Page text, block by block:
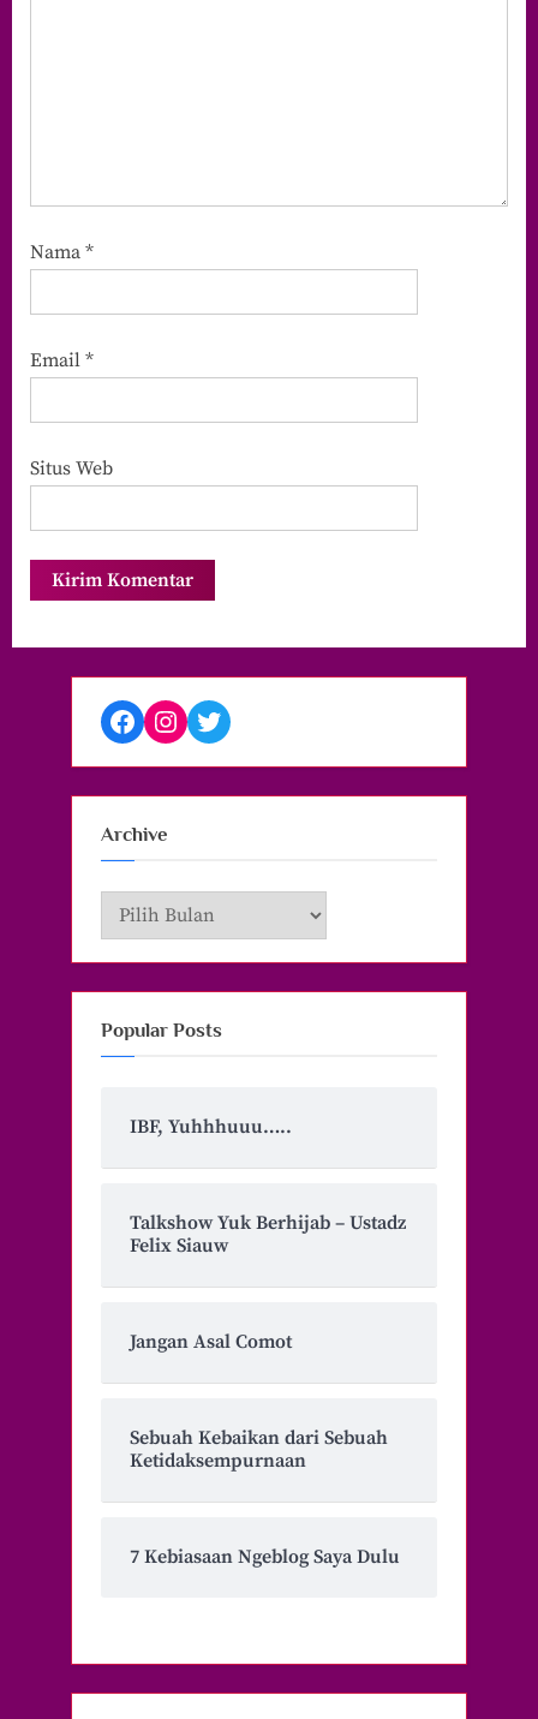
Nama *
Email *
Situs Web
Facebook
Instagram
Twitter
Archive
Archive
Popular Posts
IBF, Yuhhhuuu…..
Talkshow Yuk Berhijab – Ustadz
Felix Siauw
Jangan Asal Comot
Sebuah Kebaikan dari Sebuah
Ketidaksempurnaan
7 Kebiasaan Ngeblog Saya Dulu